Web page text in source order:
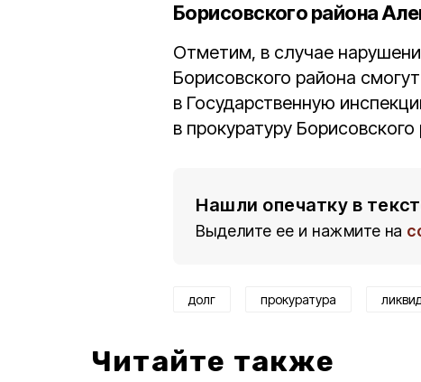
Борисовского района
Отметим, в случае
Борисовского района
в Государственную
в прокуратуру Борисовского
Нашли опечатку в
Выделите ее и нажмите на
долг прокуратура
Читайте также